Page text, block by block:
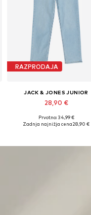
RAZPRODAJA
JACK & JONES JUNIOR
28,90 €
Na voljo v različnih velikostih
Prvotno: 34,99 €
Zadnja najnižja cena28,90 €